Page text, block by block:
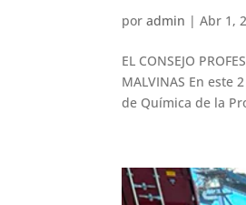
poradmin |Abr 1,
EL CONSEJO
MALVINAS En
de Química de la